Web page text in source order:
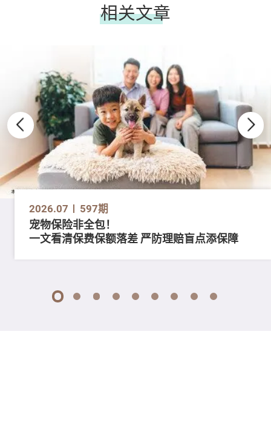
相关文章
2026.07 597期
宠物保险非全包！
一文看清保费保额落差 严防理赔盲点添保障
1 2 3 4 5 6 7 8 9